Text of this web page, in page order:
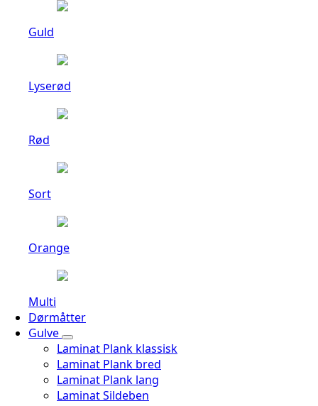
Guld
Lyserød
Rød
Sort
Orange
Multi
Dørmåtter
Gulve
Laminat Plank klassisk
Laminat Plank bred
Laminat Plank lang
Laminat Sildeben